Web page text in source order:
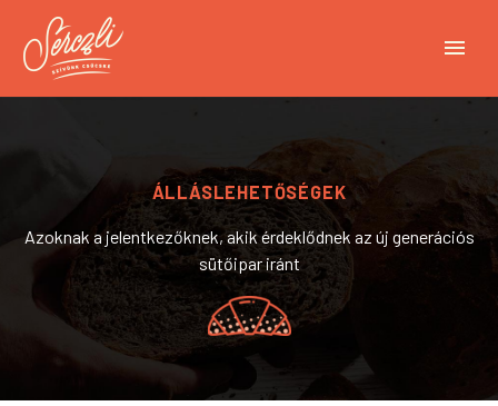
ÁLLÁSLEHETŐSÉGEK
Azoknak a jelentkezőknek, akik érdeklődnek az új generációs
sütőipar iránt